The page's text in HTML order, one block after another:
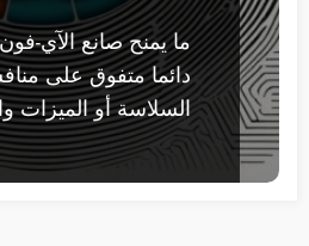
ما يمنح صانع الآي-
دائما متفوق على
السلاسة أو الميزات